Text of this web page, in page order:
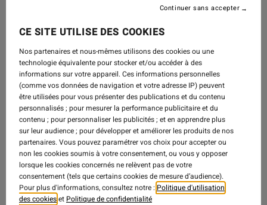
CE SITE UTILISE DES COOKIES
Nos partenaires et nous-mêmes utilisons des cookies ou une
technologie équivalente pour stocker et/ou accéder à des
informations sur votre appareil. Ces informations personnelles
(comme vos données de navigation et votre adresse IP) peuvent
être utilisées pour vous présenter des publications et du contenu
personnalisés ; pour mesurer la performance publicitaire et du
contenu ; pour personnaliser les publicités ; et en apprendre plus
sur leur audience ; pour développer et améliorer les produits de nos
partenaires. Vous pouvez paramétrer vos choix pour accepter ou
non les cookies soumis à votre consentement, ou vous y opposer
lorsque les cookies concernés ne relèvent pas de votre
consentement (tels que certains cookies de mesure d’audience).
Pour plus d'informations, consultez notre : Politique d'utilisation
des cookieset Politique de confidentialité
Continuer sans accepter